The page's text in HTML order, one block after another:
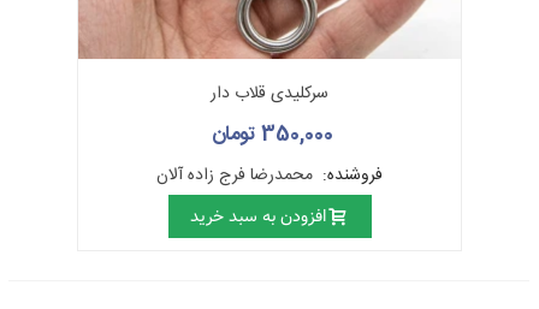
بدنه‌ها و زیرساخت‌ها باید دارای سطحی صاف و صیقلی بوده و نباید
وجود تعادل، تقارن و ایستایی کافی در ظروف و بدنه امری حتمی
در تولید محصول، هر چه از فلز گران‌بهاتر یا از آلیاژ مرغوب‌تر یا مواد
سرکلیدی قلاب دار
350,000 تومان
فروشنده: محمدرضا فرج زاده آلان
افزودن به سبد خرید